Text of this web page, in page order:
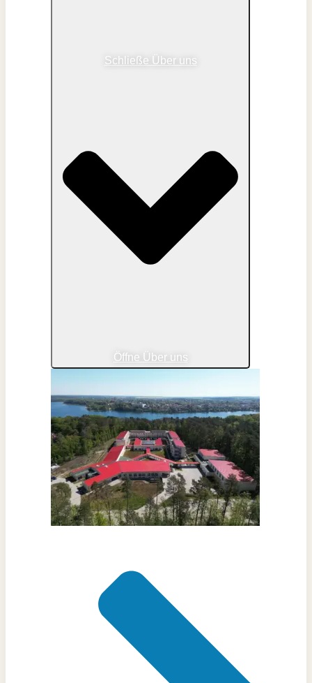
Schließe Über uns
Öffne Über uns